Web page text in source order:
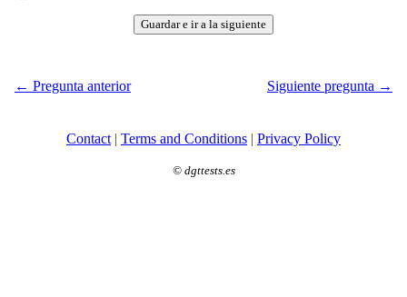
Guardar e ir a la siguiente
← Pregunta anterior Siguiente pregunta →
Contact | Terms and Conditions | Privacy Policy
© dgttests.es